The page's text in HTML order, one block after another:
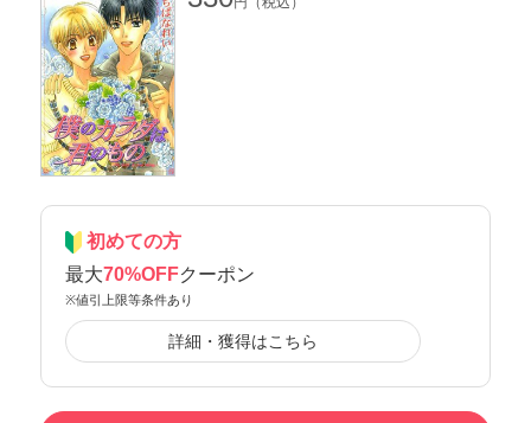
初めての方
最大70%OFFクーポン
※値引上限等条件あり
詳細・獲得はこちら